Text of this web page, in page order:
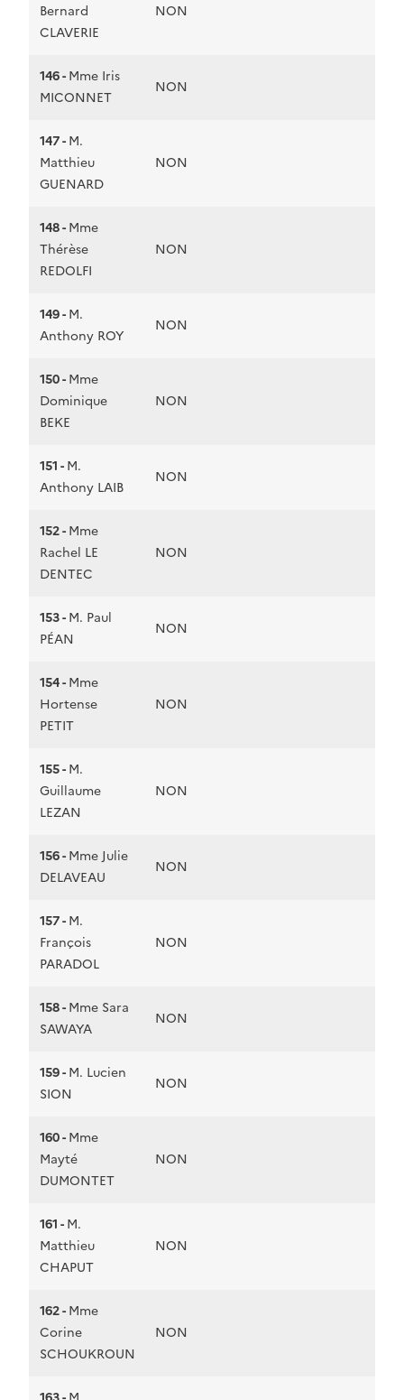
Bernard
CLAVERIE
NON
146 -Mme Iris
MICONNET
NON
147 -M.
Matthieu
GUENARD
NON
148 -Mme
Thérèse
REDOLFI
NON
149 -M.
Anthony ROY
NON
150 -Mme
Dominique
BEKE
NON
151 -M.
Anthony LAIB
NON
152 -Mme
Rachel LE
DENTEC
NON
153 -M. Paul
PÉAN
NON
154 -Mme
Hortense
PETIT
NON
155 -M.
Guillaume
LEZAN
NON
156 -Mme Julie
DELAVEAU
NON
157 -M.
François
PARADOL
NON
158 -Mme Sara
SAWAYA
NON
159 -M. Lucien
SION
NON
160 -Mme
Mayté
DUMONTET
NON
161 -M.
Matthieu
CHAPUT
NON
162 -Mme
Corine
SCHOUKROUN
NON